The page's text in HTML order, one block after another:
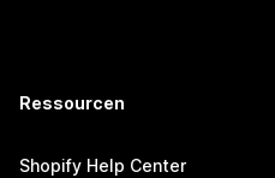
Ressourcen
Shopify Help Center